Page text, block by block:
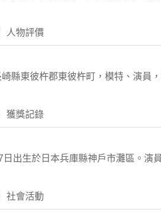
人物評價
縣東彼杵郡東彼杵町，模特、演員
獲獎記錄
出生於日本兵庫縣神戶市灘區。演
社會活動